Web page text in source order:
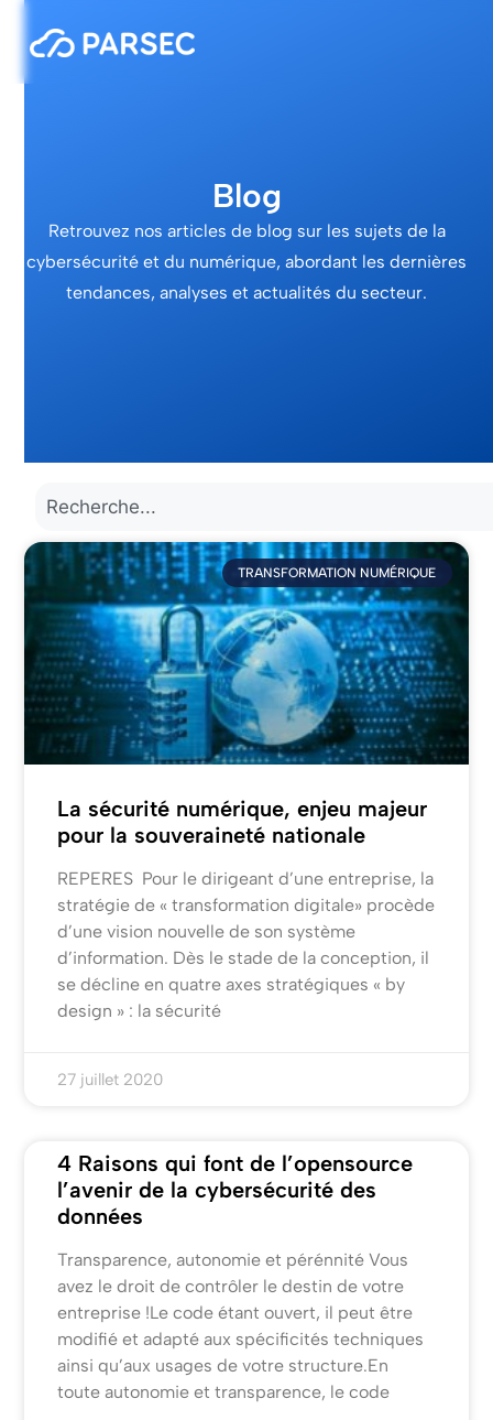
Blog
Retrouvez nos articles de blog sur les sujets de la
cybersécurité et du numérique, abordant les dernières
tendances, analyses et actualités du secteur.
TRANSFORMATION NUMÉRIQUE
La sécurité numérique, enjeu majeur
pour la souveraineté nationale
REPERES Pour le dirigeant d’une entreprise, la
stratégie de « transformation digitale» procède
d’une vision nouvelle de son système
d’information. Dès le stade de la conception, il
se décline en quatre axes stratégiques « by
design » : la sécurité
27 juillet 2020
4 Raisons qui font de l’opensource
l’avenir de la cybersécurité des
données
Transparence, autonomie et pérénnité Vous
avez le droit de contrôler le destin de votre
entreprise !Le code étant ouvert, il peut être
modifié et adapté aux spécificités techniques
ainsi qu’aux usages de votre structure.En
toute autonomie et transparence, le code